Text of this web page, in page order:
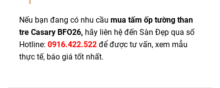
Nếu bạn đang có nhu cầu mua tấm ốp tường than
tre Casary BFO26, hãy liên hệ đến Sàn Đẹp qua số
Hotline: 0916.422.522 để được tư vấn, xem mẫu
thực tế, báo giá tốt nhất.